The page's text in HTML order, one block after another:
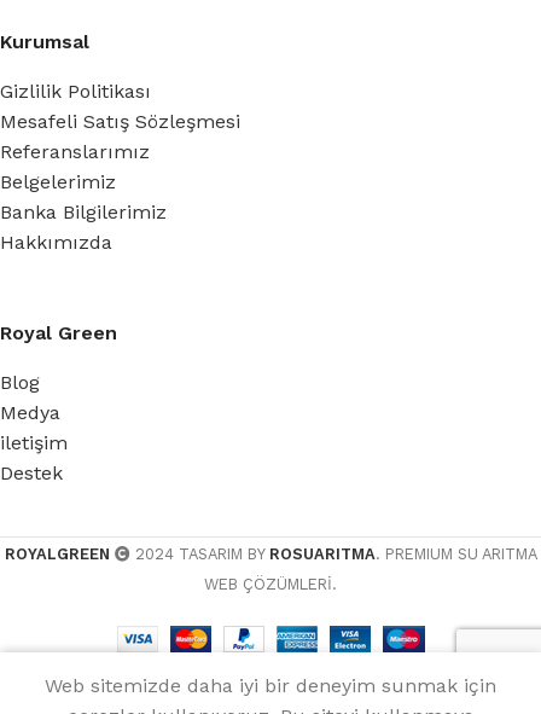
Kurumsal
Gizlilik Politikası
Mesafeli Satış Sözleşmesi
Referanslarımız
Belgelerimiz
Banka Bilgilerimiz
Hakkımızda
Royal Green
Blog
Medya
iletişim
Destek
ROYALGREEN 2024 TASARIM BY ROSUARITMA. PREMIUM SU ARITMA
WEB ÇÖZÜMLERİ.
Web sitemizde daha iyi bir deneyim sunmak için